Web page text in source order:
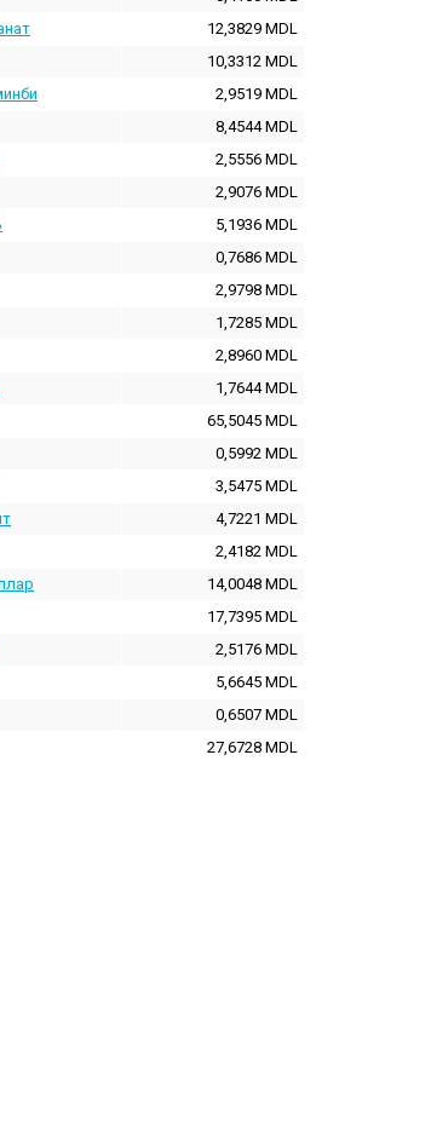
12,3829 MDL
10,3312 MDL
2,9519 MDL
8,4544MDL
2,5556 MDL
2,9076 MDL
5,1936 MDL
0,7686 MDL
2,9798 MDL
1,7285 MDL
2,8960 MDL
1,7644MDL
65,5045 MDL
0,5992 MDL
3,5475 MDL
4,7221 MDL
2,4182 MDL
14,0048 MDL
17,7395 MDL
2,5176 MDL
5,6645 MDL
0,6507 MDL
27,6728 MDL